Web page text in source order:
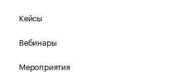
Кейсы
Вебинары
Мероприятия